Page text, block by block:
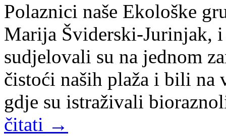
Polaznici naše Ekološke
Marija Šviderski-Jurinjak,
sudjelovali su na jednom
čistoći naših plaža i bili na
gdje su istraživali
čitati →